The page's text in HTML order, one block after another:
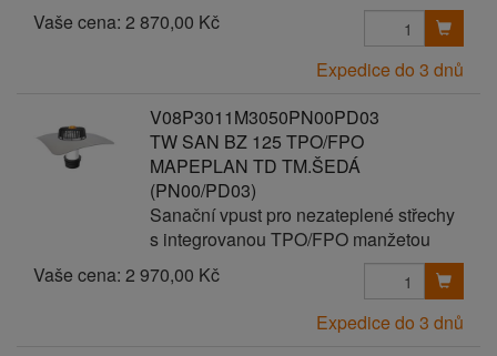
Vaše cena: 2 870,00 Kč
Expedice do 3 dnů
V08P3011M3050PN00PD03
TW SAN BZ 125 TPO/FPO
MAPEPLAN TD TM.ŠEDÁ
(PN00/PD03)
Sanační vpust pro nezateplené střechy
s integrovanou TPO/FPO manžetou
Vaše cena: 2 970,00 Kč
Expedice do 3 dnů